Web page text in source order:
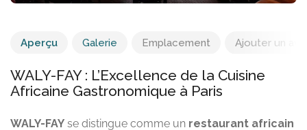
Aperçu Galerie Emplacement Ajouter un avis
WALY-FAY : L’Excellence de la Cuisine
Africaine Gastronomique à Paris
WALY-FAY se distingue comme un restaurant africain